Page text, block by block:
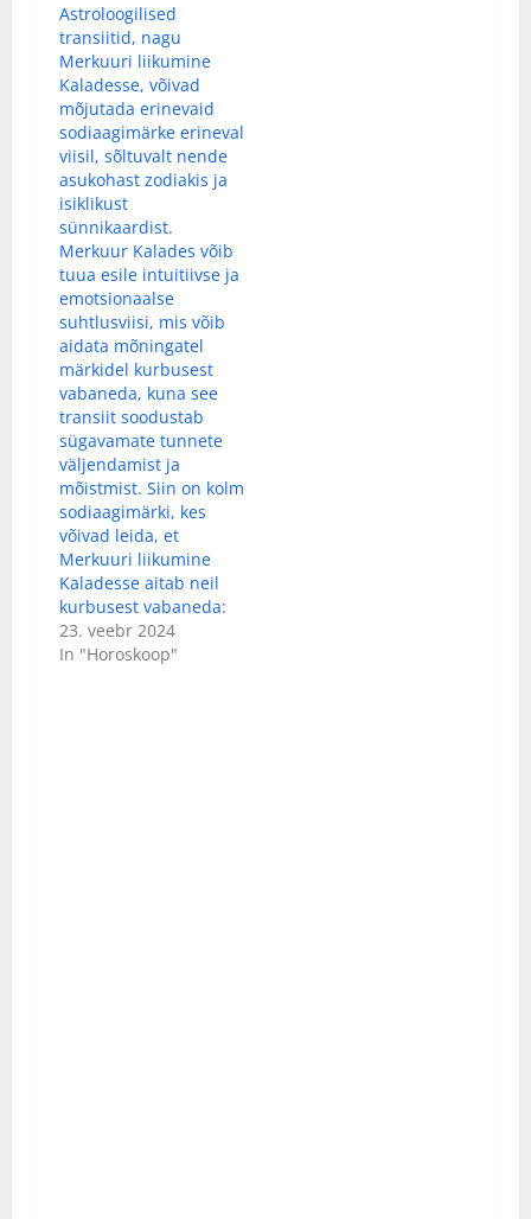
Astroloogilised
transiitid, nagu
Merkuuri liikumine
Kaladesse, võivad
mõjutada erinevaid
sodiaagimärke erineval
viisil, sõltuvalt nende
asukohast zodiakis ja
isiklikust
sünnikaardist.
Merkuur Kalades võib
tuua esile intuitiivse ja
emotsionaalse
suhtlusviisi, mis võib
aidata mõningatel
märkidel kurbusest
vabaneda, kuna see
transiit soodustab
sügavamate tunnete
väljendamist ja
mõistmist. Siin on kolm
sodiaagimärki, kes
võivad leida, et
Merkuuri liikumine
Kaladesse aitab neil
kurbusest vabaneda:
23. veebr 2024
In "Horoskoop"